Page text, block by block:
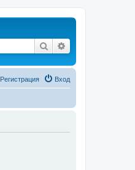
Поиск
Вход
Регистрация